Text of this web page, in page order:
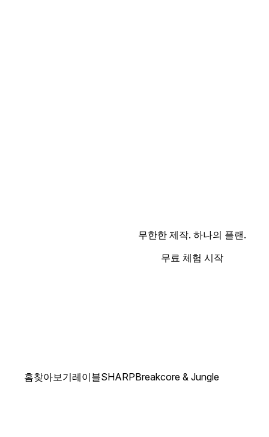
무한한 제작. 하나의 플랜.
무료 체험 시작
홈찾아보기레이블SHARPBreakcore & Jungle